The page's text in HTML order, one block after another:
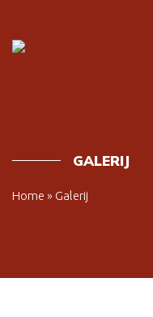
GALERIJ
Home » Galerij